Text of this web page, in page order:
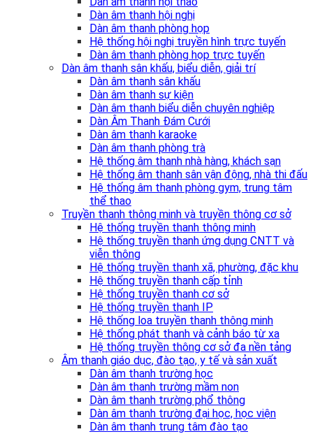
Dàn âm thanh hội nghị
Dàn âm thanh phòng họp
Hệ thống hội nghị truyền hình trực tuyến
Dàn âm thanh phòng họp trực tuyến
Dàn âm thanh sân khấu, biểu diễn, giải trí
Dàn âm thanh sân khấu
Dàn âm thanh sự kiện
Dàn âm thanh biểu diễn chuyên nghiệp
Dàn Âm Thanh Đám Cưới
Dàn âm thanh karaoke
Dàn âm thanh phòng trà
Hệ thống âm thanh nhà hàng, khách sạn
Hệ thống âm thanh sân vận động, nhà thi đấu
Hệ thống âm thanh phòng gym, trung tâm
thể thao
Truyền thanh thông minh và truyền thông cơ sở
Hệ thống truyền thanh thông minh
Hệ thống truyền thanh ứng dụng CNTT và
viễn thông
Hệ thống truyền thanh xã, phường, đặc khu
Hệ thống truyền thanh cấp tỉnh
Hệ thống truyền thanh cơ sở
Hệ thống truyền thanh IP
Hệ thống loa truyền thanh thông minh
Hệ thống phát thanh và cảnh báo từ xa
Hệ thống truyền thông cơ sở đa nền tảng
Âm thanh giáo dục, đào tạo, y tế và sản xuất
Dàn âm thanh trường học
Dàn âm thanh trường mầm non
Dàn âm thanh trường phổ thông
Dàn âm thanh trường đại học, học viện
Dàn âm thanh trung tâm đào tạo